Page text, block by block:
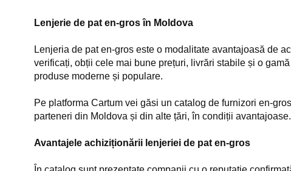
Lenjerie de pat en-gros în Moldova
Lenjeria de pat en-gros este o modalitate avantajoasă de
verificați, obții cele mai bune prețuri, livrări stabile și o
produse moderne și populare.
Pe platforma Cartum vei găsi un catalog de furnizori en-
parteneri din Moldova și din alte țări, în condiții avantajoase.
Avantajele achiziționării lenjeriei de pat en-gros